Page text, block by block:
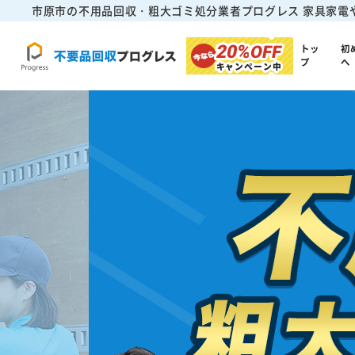
市原市の不用品回収・粗大ゴミ処分業者プログレス 家具家電
20%OFF
キャンペーン中
トッ
プ
初
へ